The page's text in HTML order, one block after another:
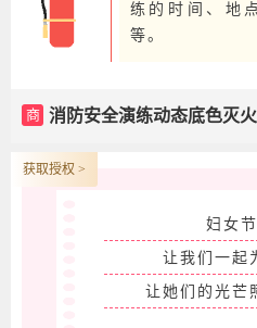
练的时间、地
等。
商 消防安全演练动态底色灭
妇女
让我们一起
让她们的光芒
获取授权 >